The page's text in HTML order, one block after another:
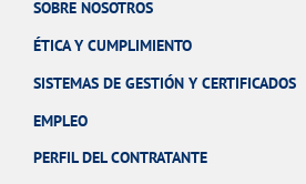
SOBRE NOSOTROS
ÉTICA Y CUMPLIMIENTO
SISTEMAS DE GESTIÓN Y CERTIFICADOS
EMPLEO
PERFIL DEL CONTRATANTE